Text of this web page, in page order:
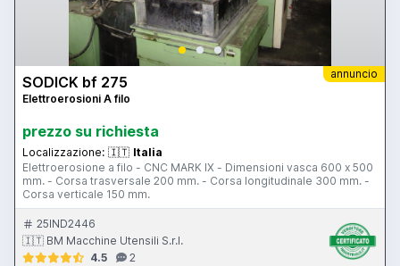
annuncio
SODICK bf 275
Elettroerosioni A filo
prezzo su richiesta
Localizzazione: 🇮🇹 Italia
Elettroerosione a filo - CNC MARK IX - Dimensioni vasca 600 x 500
mm. - Corsa trasversale 200 mm. - Corsa longitudinale 300 mm. -
Corsa verticale 150 mm.
25IND2446
🇮🇹 BM Macchine Utensili S.r.l.
4.5
2